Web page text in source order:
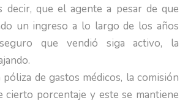
decir, que el agente a pesar de que
un ingreso a lo largo de los años
que vendió siga activo, la
de gastos médicos, la comisión
cierto porcentaje y este se mantiene